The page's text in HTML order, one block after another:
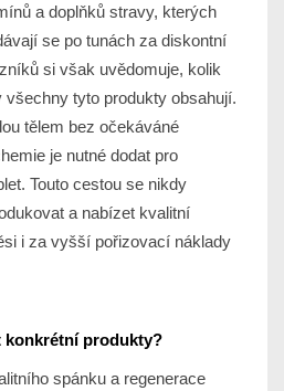
a doplňků stravy, kterých
se po tunách za diskontní
si však uvědomuje, kolik
všechny tyto produkty obsahují.
tělem bez očekáváné
je nutné dodat pro
Touto cestou se nikdy
a nabízet kvalitní
i za vyšší pořizovací náklady
konkrétní produkty?
spánku a regenerace